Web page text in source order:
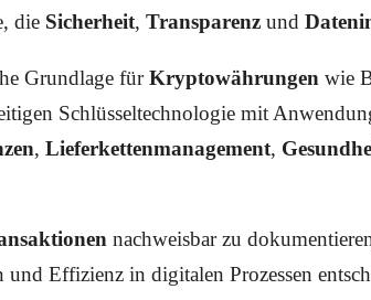
die Sicherheit, Transparenz und
Grundlage für Kryptowährungen wie
Schlüsseltechnologie mit
, Lieferkettenmanagement,
nachweisbar zu
und Effizienz in digitalen Prozessen